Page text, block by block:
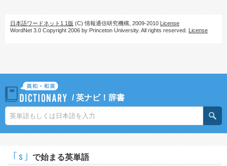
日本語ワードネット1.1版 (C) 情報通信研究機構, 2009-2010 License
WordNet 3.0 Copyright 2006 by Princeton University. All rights reserved. License
/英ナビ！辞書
｢s｣ で始まる英単語